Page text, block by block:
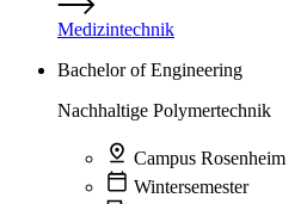
Medizintechnik
Bachelor of Engineering
Nachhaltige Polymertechnik
Campus Rosenheim
Wintersemester